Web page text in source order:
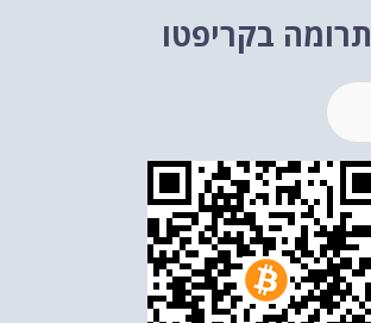
תרומה בקריפטו